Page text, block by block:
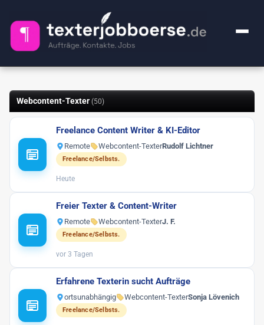
Kategorien
Webcontent-Texter
Ghostwriter
KI-Sachen
Print-Texter
Sonstige
FAQ
Über uns
Webcontent-Texter (50)
Freelance Content Writer & KI-Editor
Remote Webcontent-TexterRudolf Lichtner
Freelance/Selbsts.
Heute
Freier Texter & Content-Writer
Remote Webcontent-TexterJ. F.
Freelance/Selbsts.
vor 3 Tagen
Erfahrene Texterin sucht Aufträge
ortsunabhängig Webcontent-TexterSonja Lövenich
Freelance/Selbsts.